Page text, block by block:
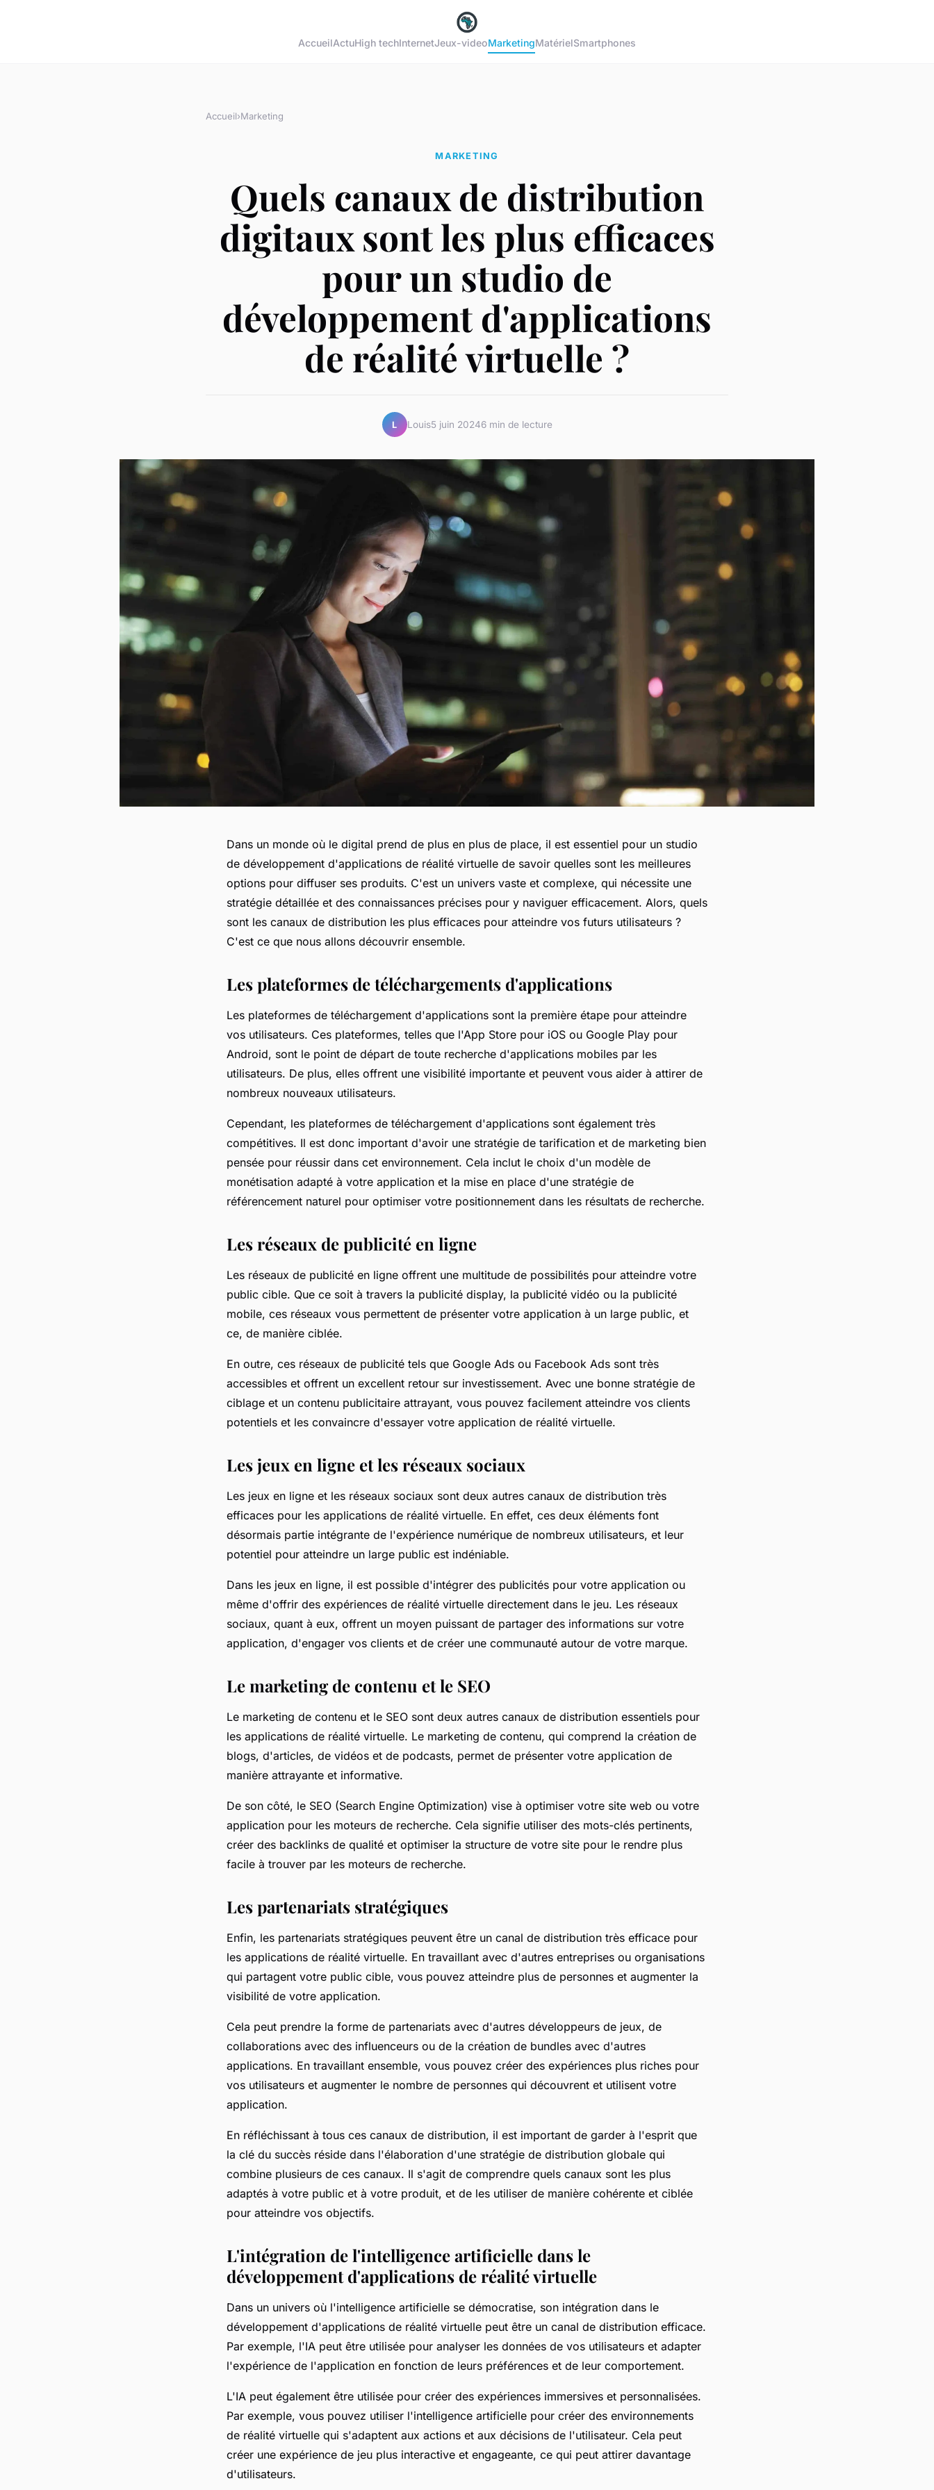
AccueilActuHigh techInternetJeux-videoMarketingMatérielSmartphones
Accueil›Marketing
MARKETING
Quels canaux de distribution
digitaux sont les plus efficaces
pour un studio de
développement d'applications
de réalité virtuelle ?
L Louis5 juin 20246 min de lecture
Dans un monde où le digital prend de plus en plus de place, il est essentiel pour un studio
de développement d'applications de réalité virtuelle de savoir quelles sont les meilleures
options pour diffuser ses produits. C'est un univers vaste et complexe, qui nécessite une
stratégie détaillée et des connaissances précises pour y naviguer efficacement. Alors, quels
sont les canaux de distribution les plus efficaces pour atteindre vos futurs utilisateurs ?
C'est ce que nous allons découvrir ensemble.
Les plateformes de téléchargements d'applications
Les plateformes de téléchargement d'applications sont la première étape pour atteindre
vos utilisateurs. Ces plateformes, telles que l'App Store pour iOS ou Google Play pour
Android, sont le point de départ de toute recherche d'applications mobiles par les
utilisateurs. De plus, elles offrent une visibilité importante et peuvent vous aider à attirer de
nombreux nouveaux utilisateurs.
Cependant, les plateformes de téléchargement d'applications sont également très
compétitives. Il est donc important d'avoir une stratégie de tarification et de marketing bien
pensée pour réussir dans cet environnement. Cela inclut le choix d'un modèle de
monétisation adapté à votre application et la mise en place d'une stratégie de
référencement naturel pour optimiser votre positionnement dans les résultats de recherche.
Les réseaux de publicité en ligne
Les réseaux de publicité en ligne offrent une multitude de possibilités pour atteindre votre
public cible. Que ce soit à travers la publicité display, la publicité vidéo ou la publicité
mobile, ces réseaux vous permettent de présenter votre application à un large public, et
ce, de manière ciblée.
En outre, ces réseaux de publicité tels que Google Ads ou Facebook Ads sont très
accessibles et offrent un excellent retour sur investissement. Avec une bonne stratégie de
ciblage et un contenu publicitaire attrayant, vous pouvez facilement atteindre vos clients
potentiels et les convaincre d'essayer votre application de réalité virtuelle.
Les jeux en ligne et les réseaux sociaux
Les jeux en ligne et les réseaux sociaux sont deux autres canaux de distribution très
efficaces pour les applications de réalité virtuelle. En effet, ces deux éléments font
désormais partie intégrante de l'expérience numérique de nombreux utilisateurs, et leur
potentiel pour atteindre un large public est indéniable.
Dans les jeux en ligne, il est possible d'intégrer des publicités pour votre application ou
même d'offrir des expériences de réalité virtuelle directement dans le jeu. Les réseaux
sociaux, quant à eux, offrent un moyen puissant de partager des informations sur votre
application, d'engager vos clients et de créer une communauté autour de votre marque.
Le marketing de contenu et le SEO
Le marketing de contenu et le SEO sont deux autres canaux de distribution essentiels pour
les applications de réalité virtuelle. Le marketing de contenu, qui comprend la création de
blogs, d'articles, de vidéos et de podcasts, permet de présenter votre application de
manière attrayante et informative.
De son côté, le SEO (Search Engine Optimization) vise à optimiser votre site web ou votre
application pour les moteurs de recherche. Cela signifie utiliser des mots-clés pertinents,
créer des backlinks de qualité et optimiser la structure de votre site pour le rendre plus
facile à trouver par les moteurs de recherche.
Les partenariats stratégiques
Enfin, les partenariats stratégiques peuvent être un canal de distribution très efficace pour
les applications de réalité virtuelle. En travaillant avec d'autres entreprises ou organisations
qui partagent votre public cible, vous pouvez atteindre plus de personnes et augmenter la
visibilité de votre application.
Cela peut prendre la forme de partenariats avec d'autres développeurs de jeux, de
collaborations avec des influenceurs ou de la création de bundles avec d'autres
applications. En travaillant ensemble, vous pouvez créer des expériences plus riches pour
vos utilisateurs et augmenter le nombre de personnes qui découvrent et utilisent votre
application.
En réfléchissant à tous ces canaux de distribution, il est important de garder à l'esprit que
la clé du succès réside dans l'élaboration d'une stratégie de distribution globale qui
combine plusieurs de ces canaux. Il s'agit de comprendre quels canaux sont les plus
adaptés à votre public et à votre produit, et de les utiliser de manière cohérente et ciblée
pour atteindre vos objectifs.
L'intégration de l'intelligence artificielle dans le
développement d'applications de réalité virtuelle
Dans un univers où l'intelligence artificielle se démocratise, son intégration dans le
développement d'applications de réalité virtuelle peut être un canal de distribution efficace.
Par exemple, l'IA peut être utilisée pour analyser les données de vos utilisateurs et adapter
l'expérience de l'application en fonction de leurs préférences et de leur comportement.
L'IA peut également être utilisée pour créer des expériences immersives et personnalisées.
Par exemple, vous pouvez utiliser l'intelligence artificielle pour créer des environnements
de réalité virtuelle qui s'adaptent aux actions et aux décisions de l'utilisateur. Cela peut
créer une expérience de jeu plus interactive et engageante, ce qui peut attirer davantage
d'utilisateurs.